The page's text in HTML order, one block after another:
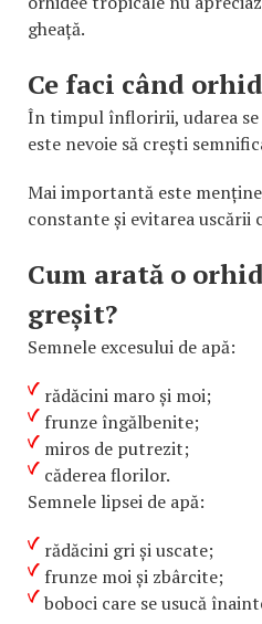
gheață.
Ce faci când
În timpul înfloririi, udarea se
este nevoie să crești
Mai importantă este
constante și evitarea uscării
Cum arată o
greșit?
Semnele excesului de apă:
rădăcini maro și moi;
frunze îngălbenite;
miros de putrezit;
căderea florilor.
Semnele lipsei de apă:
rădăcini gri și uscate;
frunze moi și zbârcite;
boboci care se usucă